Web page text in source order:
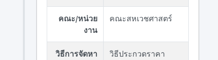
คณะ/หน่วย
งาน
คณะสหเวชศาสตร์
วิธีการจัดหา
วิธีประกวดราคา